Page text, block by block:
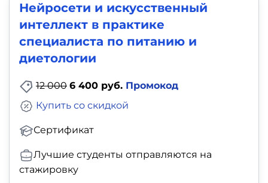
Нейросети и искусственный
интеллект в практике
специалиста по питанию и
диетологии
12 000 6 400 руб. Промокод
Сертификат
Купить со скидкой
Лучшие студенты отправляются на
стажировку
Прочее
Репетиторы
на
профориентацию